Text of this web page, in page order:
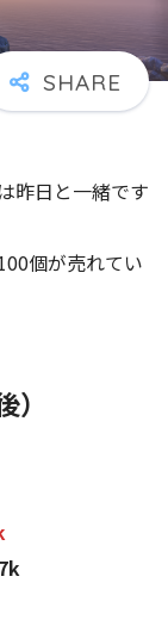
昨日と一緒です
個が売れてい